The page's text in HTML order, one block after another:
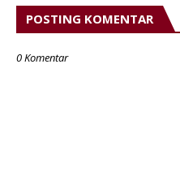
POSTING KOMENTAR
0 Komentar